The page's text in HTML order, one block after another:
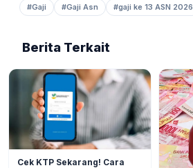
#Gaji #Gaji Asn #gaji ke 13 ASN 2026
Berita Terkait
Cek KTP Sekarang! Cara